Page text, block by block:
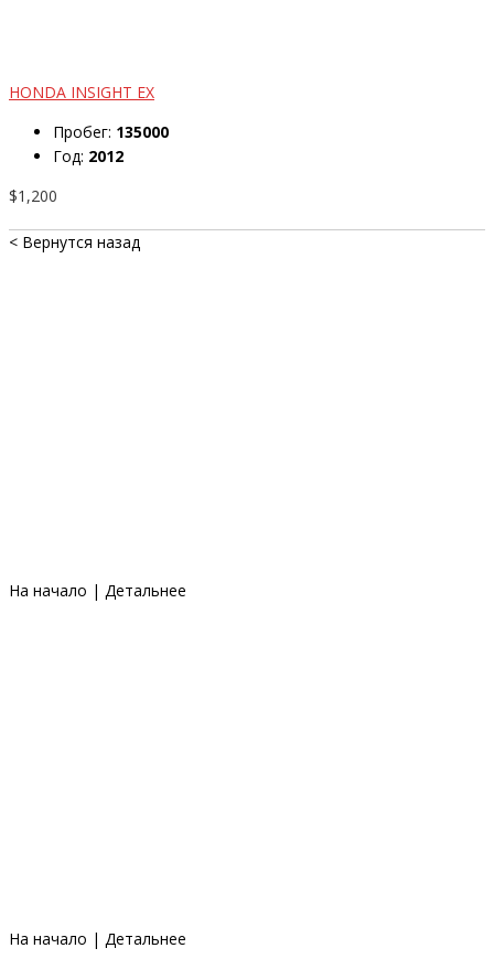
HONDA INSIGHT EX
Пробег: 135000
Год: 2012
$1,200
< Вернутся назад
На начало | Детальнее
На начало | Детальнее